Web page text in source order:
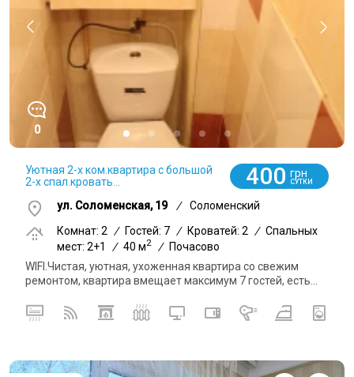
0
Уютная 2-х ком.квартира с большой
2-х спал.кровать...
400 грн
СУТКИ
ул. Соломенская, 19 /
Соломенский
Комнат: 2 / Гостей: 7 / Кроватей: 2 / Спальных
мест: 2+1
/ 40 м2 /
Почасово
WIFI.Чистая, уютная, ухоженная квартира со свежим
ремонтом, квартира вмещает максимум 7 гостей, есть...